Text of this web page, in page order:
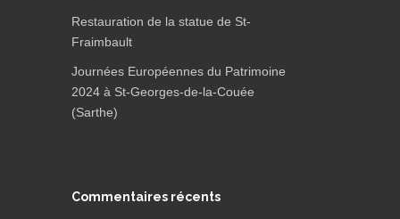
Restauration de la statue de St-
Fraimbault
Journées Européennes du Patrimoine
2024 à St-Georges-de-la-Couée
(Sarthe)
Commentaires récents